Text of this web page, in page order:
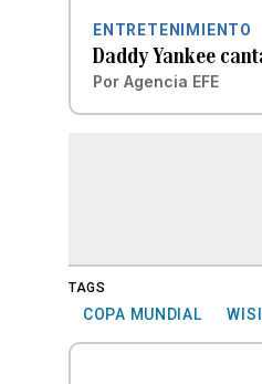
ENTRETENIMIENTO
Daddy Yankee
Por Agencia EFE
TAGS
COPA MUNDIAL